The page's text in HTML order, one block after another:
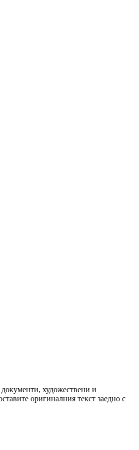
художествени и
оригиналния текст заедно с